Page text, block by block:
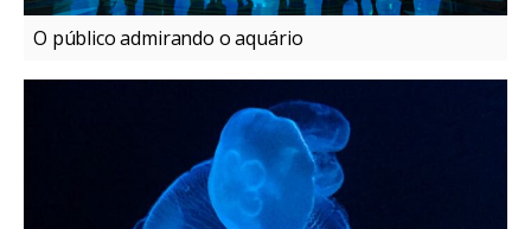
O público admirando o aquário